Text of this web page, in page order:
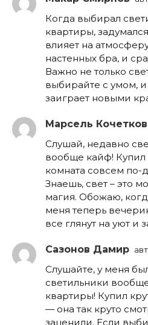
Когда выбирал
квартиры,
влияет на
настенных бра, и
Важно не только
выбирайте с умом,
заиграет новыми
Марсель Кочетков
Слушай, недавно
вообще кайф! Купил
комната совсем по-
Знаешь, свет – это
магия. Обожаю,
меня теперь
все глянут на уют и
Сазонов Дамир
Слушайте, у меня
светильники
квартиры! Купил
— она так круто
заценили. Если